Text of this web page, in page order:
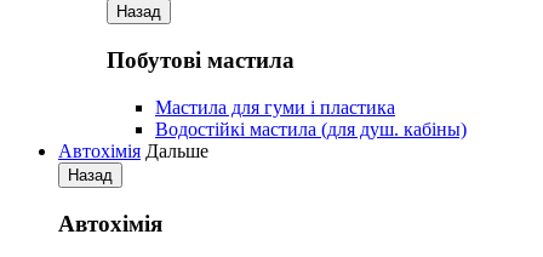
Назад
Побутові мастила
Мастила для гуми і пластика
Водостійкі мастила (для душ. кабіны)
Автохімія Дальше
Назад
Автохімія